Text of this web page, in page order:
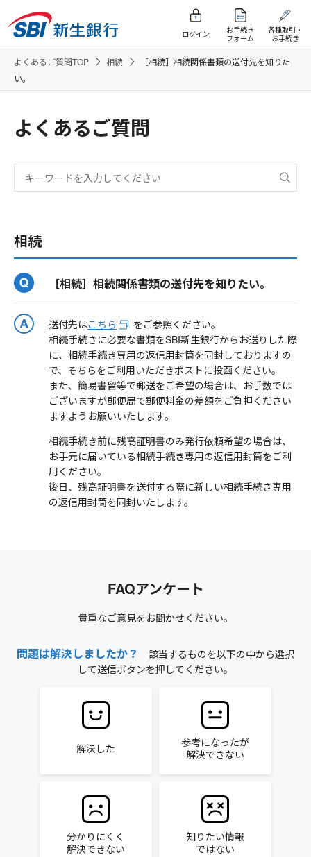
ログイン
お手続き
フォーム
各種取引・
お手続き
よくあるご質問TOP 相続
［相続］相続関係書類の送付先を知りた
い。
よくあるご質問
相続
［相続］相続関係書類の送付先を知りたい。
送付先はこちら
をご参照ください。
相続手続きに必要な書類をSBI新生銀行からお送りした際
に、相続手続き専用の返信用封筒を同封しておりますの
で、そちらをご利用いただきポストに投函ください。
また、簡易書留等で郵送をご希望の場合は、お手数では
ございますが郵便局で郵便料金の差額をご負担ください
ますようお願いいたします。
相続手続き前に残高証明書のみ発行依頼希望の場合は、
お手元に届いている相続手続き専用の返信用封筒をご利
用ください。
後日、残高証明書を送付する際に新しい相続手続き専用
の返信用封筒を同封いたします。
FAQアンケート
貴重なご意見をお聞かせください。
問題は解決しましたか？
該当するものを以下の中から選択
して送信ボタンを押してください。
解決した
参考になったが
解決できない
分かりにくく
解決できない
知りたい情報
ではない